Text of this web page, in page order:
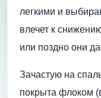
легкими и
влечет к
или поздно они
Зачастую на
покрыта флоком